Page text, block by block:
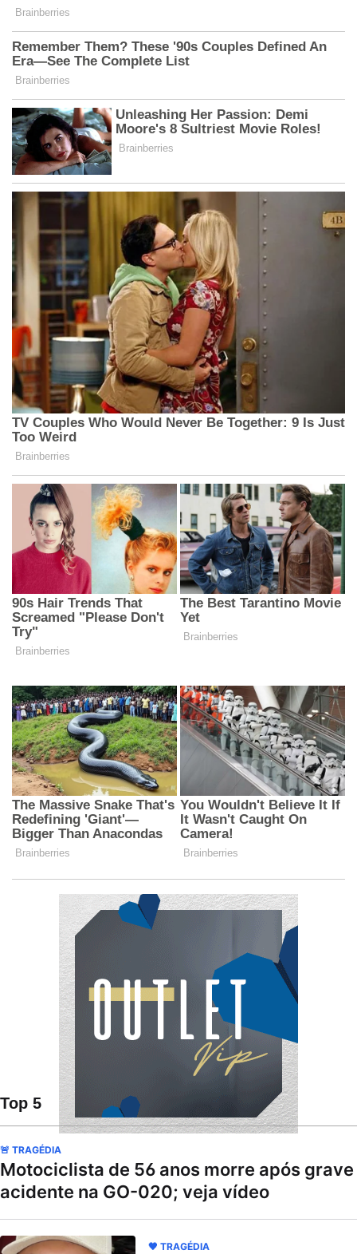
Top 5
🚨 TRAGÉDIA
Motociclista de 56 anos morre após grave
acidente na GO-020; veja vídeo
🖤 TRAGÉDIA